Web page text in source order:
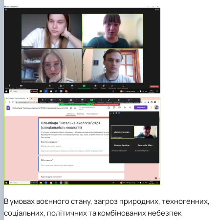
В умовах воєнного стану, загроз природних, техногенних,
соціальних, політичних та комбінованих небезпек